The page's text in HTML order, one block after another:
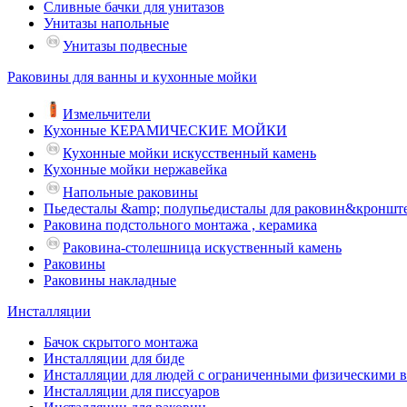
Сливные бачки для унитазов
Унитазы напольные
Унитазы подвесные
Раковины для ванны и кухонные мойки
Измельчители
Кухонные КЕРАМИЧЕСКИЕ МОЙКИ
Кухонные мойки искусственный камень
Кухонные мойки нержавейка
Напольные раковины
Пьедесталы &amp; полупьедисталы для
Раковина подстольного монтажа , керамика
Раковина-столешница искуственный камень
Раковины
Раковины накладные
Инсталляции
Бачок скрытого монтажа
Инсталляции для биде
Инсталляции для людей с ограниченными физическими
Инсталляции для писсуаров